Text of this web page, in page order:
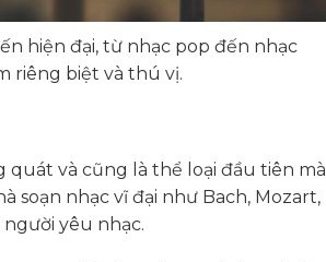
hiện đại, từ nhạc pop đến nhạc
riêng biệt và thú vị.
quát và cũng là thể loại đầu tiên mà
soạn nhạc vĩ đại như Bach, Mozart,
yêu nhạc.